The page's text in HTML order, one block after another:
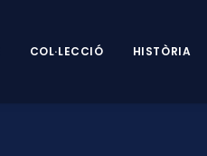
COL·LECCIÓ HISTÒRIA